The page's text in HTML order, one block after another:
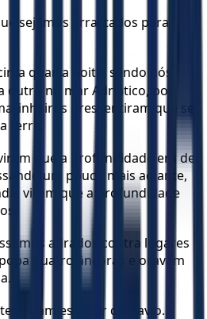
sejamos arrastados para
quarta noite, sendo nós
outro no mar Adriático, por
pressentiram que se
terra.
que a profundidade era de
um pouco mais adiante,
viram que a profundidade
atirados contra lugares
quatro âncoras e oravam
escapar do navio.